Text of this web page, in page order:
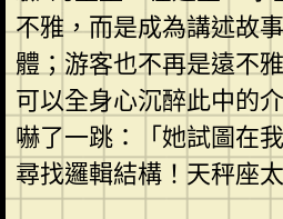
不雅，而是成為講述故
體；游客也不再是遠不
可以全身心沉醉此中的
嚇了一跳：「她試圖在
尋找邏輯結構！天秤座